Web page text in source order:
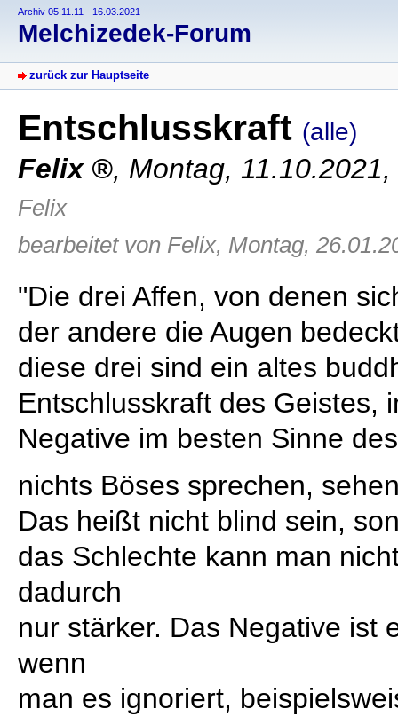
Archiv 05.11.11 - 16.03.2021
Melchizedek-Forum
zurück zur Hauptseite
Entschlusskraft (alle)
Felix , Montag,
Felix
bearbeitet von Felix, Montag,
"Die drei Affen, von denen
der andere die Augen
diese drei sind ein altes
Entschlusskraft des Geistes,
Negative im besten Sinne
nichts Böses sprechen,
Das heißt nicht blind sein,
das Schlechte kann man
dadurch
nur stärker. Das Negative ist
wenn
man es ignoriert,